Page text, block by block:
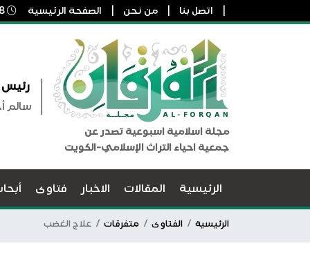
اتصل بنا من نحن الصفحة الرئيسية
مجلة اسلامية اسبوعية تصدر عن
جمعية احياء التراث الإسلامي-الكويت
رئيس
سالم
الرئيسية المقالات الاخبار فتاوى
الرئيسية الفتاوى متفرقات علاج الغضب